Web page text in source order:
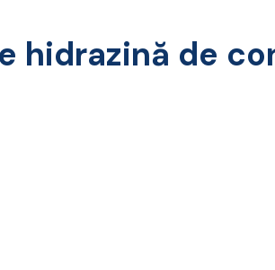
hidrazină de